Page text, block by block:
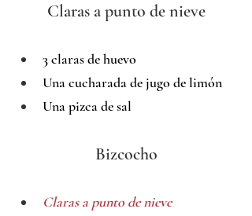
Claras a punto de nieve
3 claras de huevo
Una cucharada de jugo de limón
Una pizca de sal
Bizcocho
Claras a punto de nieve